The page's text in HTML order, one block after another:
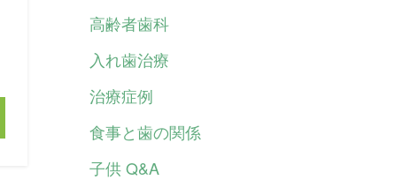
高齢者歯科
入れ歯治療
治療症例
食事と歯の関係
子供 Q&A